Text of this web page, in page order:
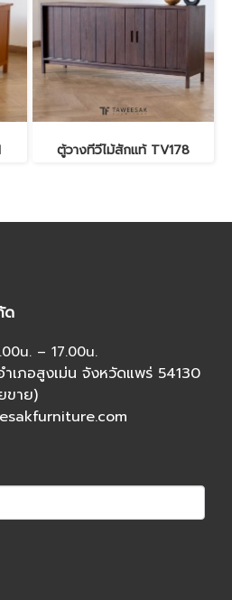
ตู้วางทีวีไม้สักแท้ TV178
ด
น. – 17.00น.
ภอสูงเม่น จังหวัดแพร่ 54130
ขาย)